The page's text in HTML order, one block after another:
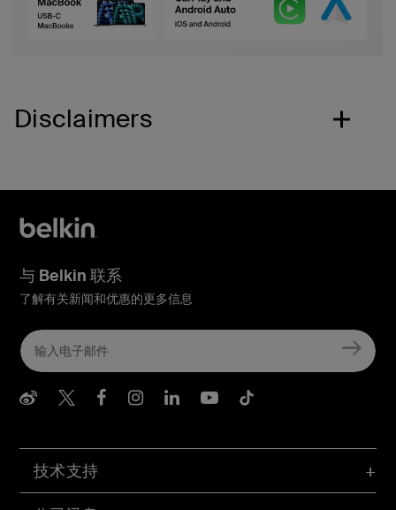
Disclaimers
技术支持
与 Belkin 联系
了解有关新闻和优惠的更多信息
Belkin Weibo
Belkin Twitter
Belkin Facebook
Belkin Instagram
Belkin LInkedIn
Belkin Youtube
Belkin